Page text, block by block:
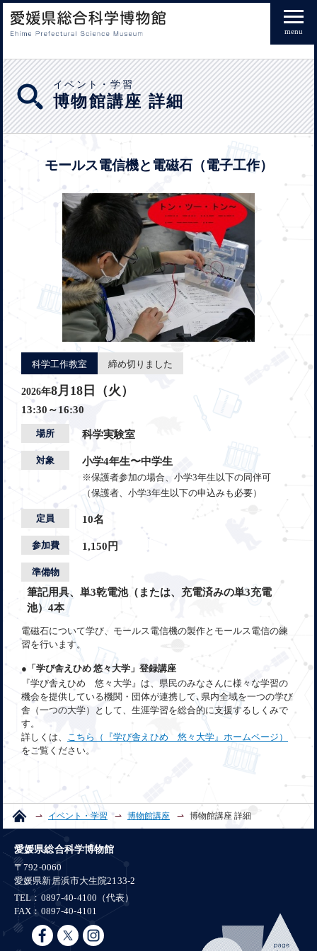
menu
イベント・学習
博物館講座 詳細
モールス電信機と電磁石（電子工作）
科学工作教室 締め切りました
2026年8月18日（火）
13:30～16:30
場所 科学実験室
対象 小学4年生〜中学生
※保護者参加の場合、小学3年生以下の同伴可
（保護者、小学3年生以下の申込みも必要）
定員 10名
参加費 1,150円
準備物
筆記用具、単3乾電池（または、充電済みの単3充電
池）4本
電磁石について学び、モールス電信機の製作とモールス電信の練
習を行います。
●「学び舎えひめ 悠々大学」登録講座
『学び舎えひめ 悠々大学』は、県民のみなさんに様々な学習の
機会を提供している機関・団体が連携して､県内全域を一つの学び
舎（一つの大学）として、生涯学習を総合的に支援するしくみで
す。
詳しくは、 こちら（『学び舎えひめ 悠々大学』ホームページ）
をご覧ください。
イベント・学習 博物館講座 博物館講座 詳細
愛媛県総合科学博物館
〒792-0060
愛媛県新居浜市大生院2133-2
TEL：0897-40-4100（代表）
FAX：0897-40-4101